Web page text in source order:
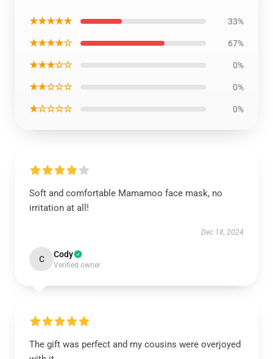
★★★★★ 33%
★★★★☆ 67%
★★★☆☆ 0%
★★☆☆☆ 0%
★☆☆☆☆ 0%
Soft and comfortable Mamamoo face mask, no
irritation at all!
Dec 18, 2024
C Cody
Verified owner
The gift was perfect and my cousins were overjoyed